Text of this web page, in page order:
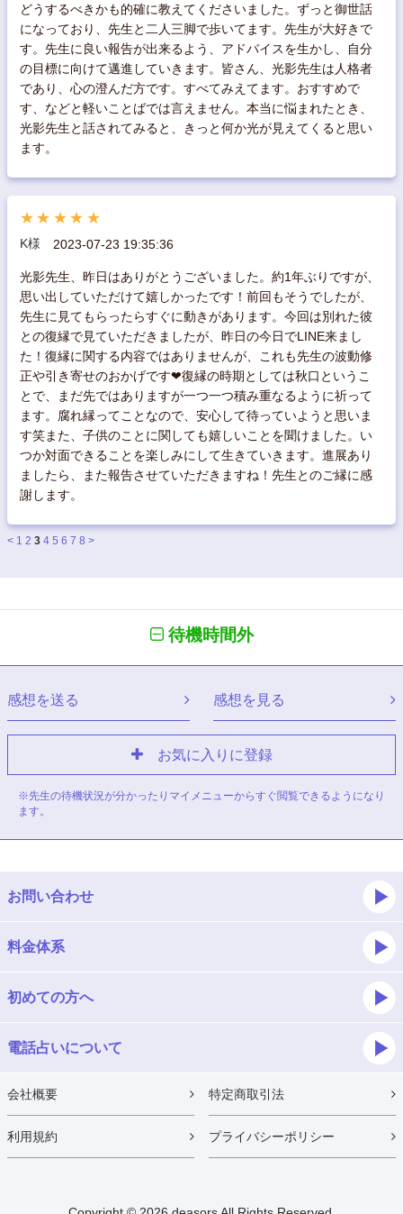
どうするべきかも的確に教えてくださいました。ずっと御世話
になっており、先生と二人三脚で歩いてます。先生が大好きで
す。先生に良い報告が出来るよう、アドバイスを生かし、自分
の目標に向けて邁進していきます。皆さん、光影先生は人格者
であり、心の澄んだ方です。すべてみえてます。おすすめで
す、などと軽いことばでは言えません。本当に悩まれたとき、
光影先生と話されてみると、きっと何か光が見えてくると思い
ます。
★★★★★
K様 2023-07-23 19:35:36
光影先生、昨日はありがとうございました。約1年ぶりですが、
思い出していただけて嬉しかったです！前回もそうでしたが、
先生に見てもらったらすぐに動きがあります。今回は別れた彼
との復縁で見ていただきましたが、昨日の今日でLINE来まし
た！復縁に関する内容ではありませんが、これも先生の波動修
正や引き寄せのおかげです‪❤︎復縁の時期としては秋口というこ
とで、まだ先ではありますが一つ一つ積み重なるように祈って
ます。腐れ縁ってことなので、安心して待っていようと思いま
す笑また、子供のことに関しても嬉しいことを聞けました。い
つか対面できることを楽しみにして生きていきます。進展あり
ましたら、また報告させていただきますね！先生とのご縁に感
謝します。
< 1 2 3 4 5 6 7 8 >
待機時間外
感想を送る 感想を見る
お気に入りに登録
※先生の待機状況が分かったりマイメニューからすぐ閲覧できるようになり
ます。
お問い合わせ
料金体系
初めての方へ
電話占いについて
会社概要 特定商取引法
利用規約 プライバシーポリシー